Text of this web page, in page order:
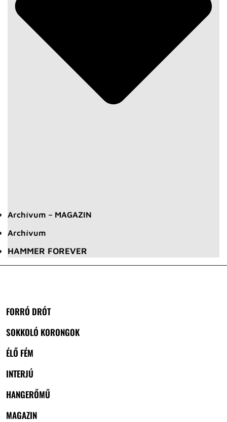
Archívum – MAGAZIN
Archívum
HAMMER FOREVER
FORRÓ DRÓT
SOKKOLÓ KORONGOK
ÉLŐ FÉM
INTERJÚ
HANGERŐMŰ
MAGAZIN